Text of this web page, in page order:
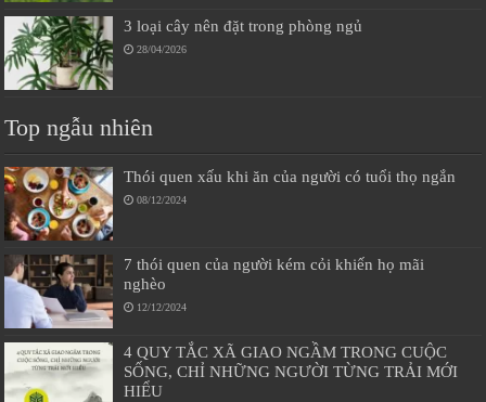
3 loại cây nên đặt trong phòng ngủ
28/04/2026
Top ngẫu nhiên
Thói quen xấu khi ăn của người có tuổi thọ ngắn
08/12/2024
7 thói quen của người kém cỏi khiến họ mãi
nghèo
12/12/2024
4 QUY TẮC XÃ GIAO NGẦM TRONG CUỘC
SỐNG, CHỈ NHỮNG NGƯỜI TỪNG TRẢI MỚI
HIỂU